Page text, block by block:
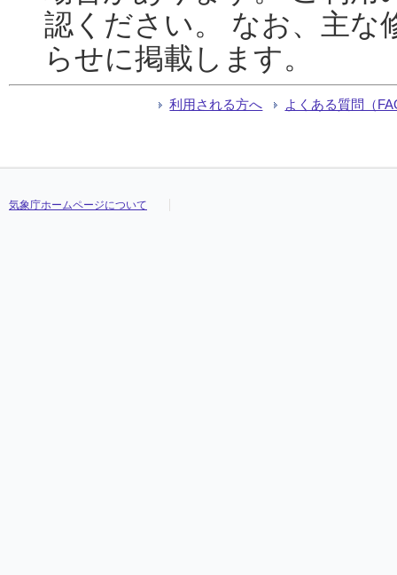
認ください。 なお、主な
らせに掲載します。
利用される方へ よくある質問（
気象庁ホームページについて